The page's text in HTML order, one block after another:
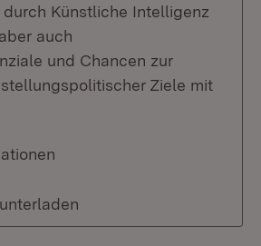
Künstliche Intelligenz
auch
und Chancen zur
Ziele mit